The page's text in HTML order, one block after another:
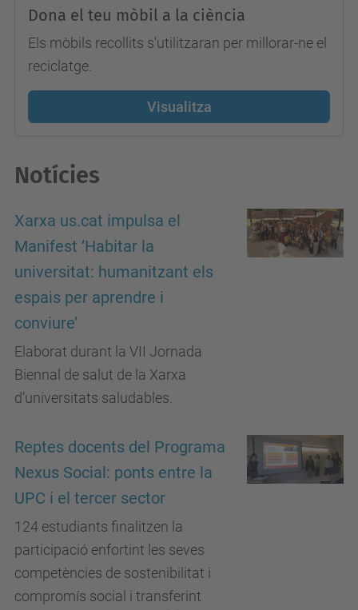
Dona el teu mòbil a la ciència
Els mòbils recollits s'utilitzaran per millorar-ne el
reciclatge.
Visualitza
Notícies
Xarxa us.cat impulsa el
Manifest ‘Habitar la
universitat: humanitzant els
espais per aprendre i
conviure’
Elaborat durant la VII Jornada
Biennal de salut de la Xarxa
d’universitats saludables.
Reptes docents del Programa
Nexus Social: ponts entre la
UPC i el tercer sector
124 estudiants finalitzen la
participació enfortint les seves
competències de sostenibilitat i
compromís social i transferint